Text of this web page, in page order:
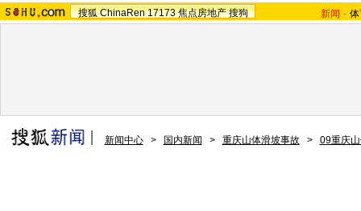
搜狐 ChinaRen 17173 焦点房地产 搜狗 新闻 -
新闻中心 > 国内新闻 > 重庆山体滑坡事故 > 09重庆